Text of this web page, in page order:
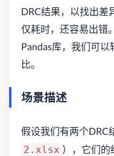
DRC结果，以找出差
仅耗时，还容易出错
Pandas库，我们可
比。
场景描述
假设我们有两个DRC
2.xlsx ），它们的